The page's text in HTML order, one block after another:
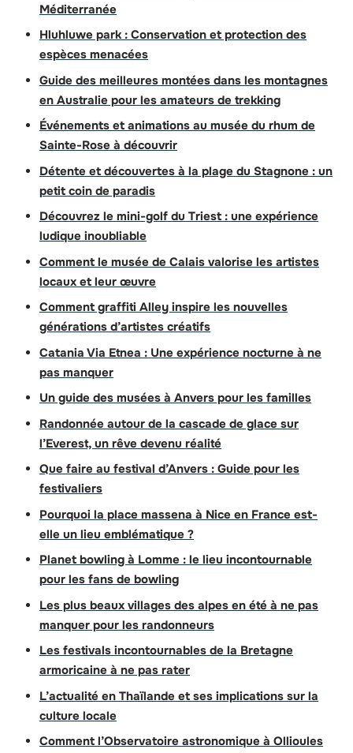
Méditerranée
Hluhluwe park : Conservation et protection des
espèces menacées
Guide des meilleures montées dans les montagnes
en Australie pour les amateurs de trekking
Événements et animations au musée du rhum de
Sainte-Rose à découvrir
Détente et découvertes à la plage du Stagnone : un
petit coin de paradis
Découvrez le mini-golf du Triest : une expérience
ludique inoubliable
Comment le musée de Calais valorise les artistes
locaux et leur œuvre
Comment graffiti Alley inspire les nouvelles
générations d’artistes créatifs
Catania Via Etnea : Une expérience nocturne à ne
pas manquer
Un guide des musées à Anvers pour les familles
Randonnée autour de la cascade de glace sur
l’Everest, un rêve devenu réalité
Que faire au festival d’Anvers : Guide pour les
festivaliers
Pourquoi la place massena à Nice en France est-
elle un lieu emblématique ?
Planet bowling à Lomme : le lieu incontournable
pour les fans de bowling
Les plus beaux villages des alpes en été à ne pas
manquer pour les randonneurs
Les festivals incontournables de la Bretagne
armoricaine à ne pas rater
L’actualité en Thaïlande et ses implications sur la
culture locale
Comment l’Observatoire astronomique à Ollioules